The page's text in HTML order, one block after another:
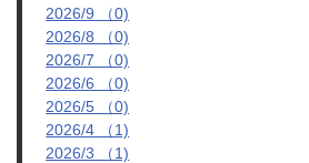
2026/9 （0)
2026/8 （0)
2026/7 （0)
2026/6 （0)
2026/5 （0)
2026/4 （1)
2026/3 （1)